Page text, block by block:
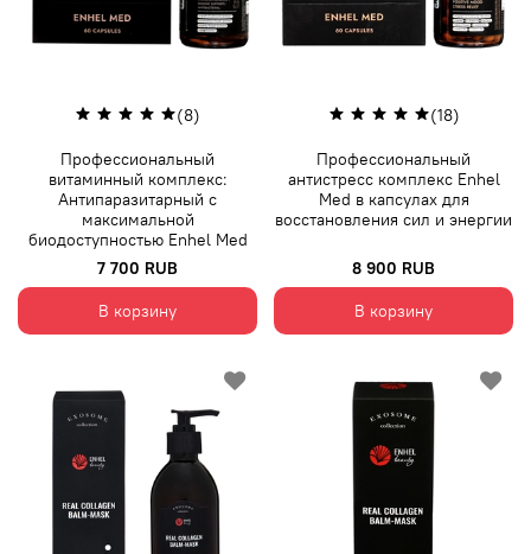
(8)
Профессиональный
витаминный комплекс:
Антипаразитарный с
максимальной
биодоступностью Enhel Med
7 700 RUB
В корзину
(18)
Профессиональный
антистресс комплекс Enhel
Med в капсулах для
восстановления сил и энергии
8 900 RUB
В корзину